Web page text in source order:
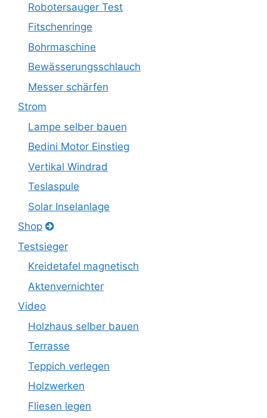
Robotersauger Test
Fitschenringe
Bohrmaschine
Bewässerungsschlauch
Messer schärfen
Strom
Lampe selber bauen
Bedini Motor Einstieg
Vertikal Windrad
Teslaspule
Solar Inselanlage
Shop
Testsieger
Kreidetafel magnetisch
Aktenvernichter
Video
Holzhaus selber bauen
Terrasse
Teppich verlegen
Holzwerken
Fliesen legen